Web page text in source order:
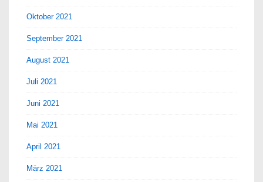
Oktober 2021
September 2021
August 2021
Juli 2021
Juni 2021
Mai 2021
April 2021
März 2021